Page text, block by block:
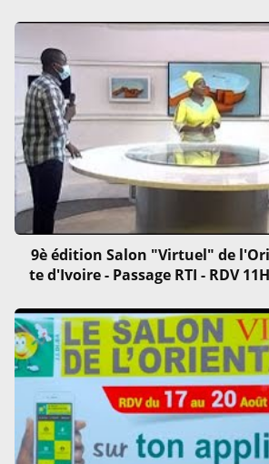
9è édition Salon "Virtuel" de
te d'Ivoire - Passage RTI - RDV